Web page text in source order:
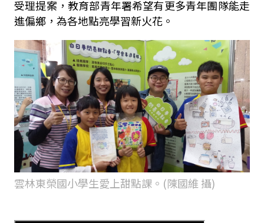
受理提案，教育部青年署希望有更多青年團隊能走
進偏鄉，為各地點亮學習新火花。
雲林東榮國小學生愛上甜點課。(陳國維 攝)